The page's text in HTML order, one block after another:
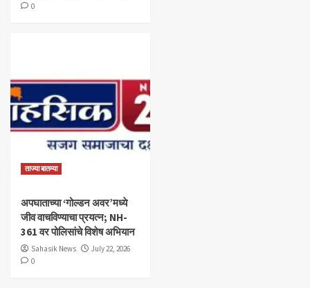
0
ताज्या बातम्या
अपघाताच्या ‘गोल्डन अवर’मध्ये
जीव वाचविण्याचा प्रयत्न; NH-
361 वर पोलिसांचे विशेष अभियान
Sahasik News
July 22, 2026
0